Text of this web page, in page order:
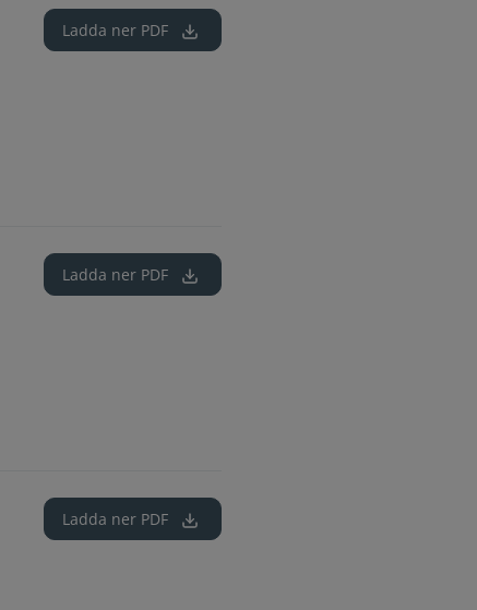
Ladda ner PDF
Ladda ner PDF
Ladda ner PDF